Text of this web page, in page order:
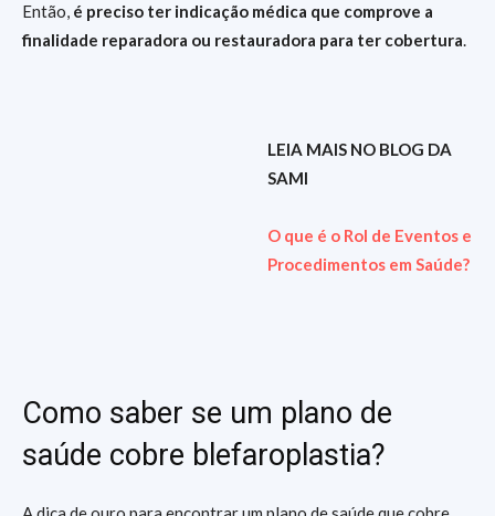
Então, é preciso ter indicação médica que comprove a
finalidade reparadora ou restauradora para ter cobertura.
LEIA MAIS NO BLOG DA
SAMI
O que é o Rol de Eventos e
Procedimentos em Saúde?
Como saber se um plano de
saúde cobre blefaroplastia?